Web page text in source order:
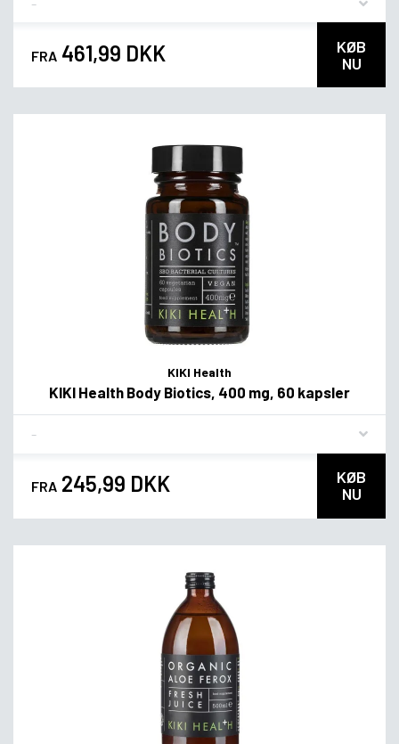
FRA 461,99 DKK
KØB
NU
KIKI Health
KIKI Health Body Biotics, 400 mg, 60 kapsler
FRA 245,99 DKK
KØB
NU